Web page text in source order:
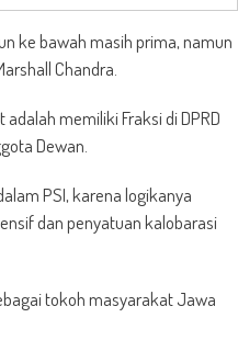
ke bawah masih prima, namun
Chandra.
memiliki Fraksi di DPRD
Dewan.
PSI, karena logikanya
dan penyatuan kalobarasi
tokoh masyarakat Jawa